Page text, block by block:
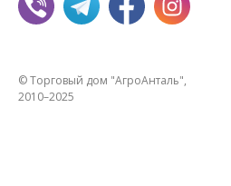
© Торговый дом "АгроАнталь",
2010–2025